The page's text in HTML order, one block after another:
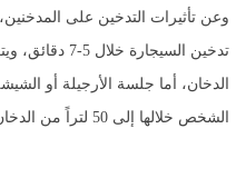
وعن تأثيرات التدخين على
الشخص خلالها إلى 50 لتراً من الدخان.